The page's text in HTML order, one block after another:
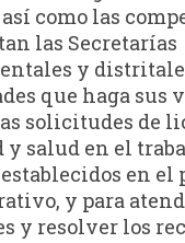
como las
las Secretarías
y
que haga sus
solicitudes de
y salud en el
en el
y para
y resolver los